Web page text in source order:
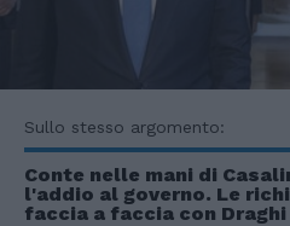
Sullo stesso argomento:
Conte nelle mani di
l'addio al governo. Le
faccia a faccia con Draghi